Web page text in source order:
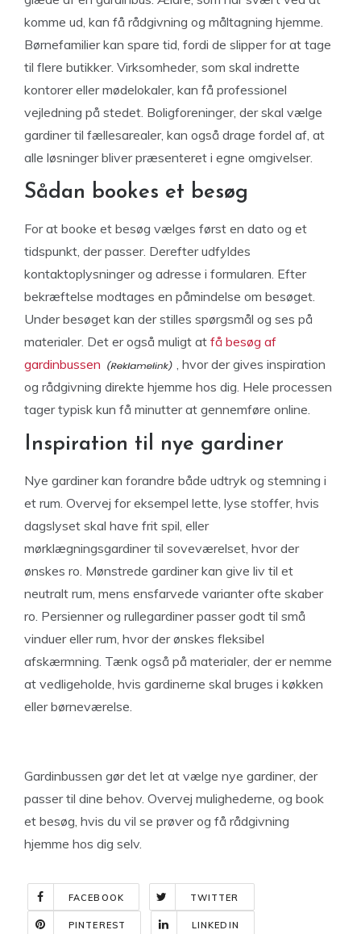
komme ud, kan få rådgivning og måltagning hjemme.
Børnefamilier kan spare tid, fordi de slipper for at tage
til flere butikker. Virksomheder, som skal indrette
kontorer eller mødelokaler, kan få professionel
vejledning på stedet. Boligforeninger, der skal vælge
gardiner til fællesarealer, kan også drage fordel af, at
alle løsninger bliver præsenteret i egne omgivelser.
Sådan bookes et besøg
For at booke et besøg vælges først en dato og et
tidspunkt, der passer. Derefter udfyldes
kontaktoplysninger og adresse i formularen. Efter
bekræftelse modtages en påmindelse om besøget.
Under besøget kan der stilles spørgsmål og ses på
materialer. Det er også muligt at få besøg af
gardinbussen
, hvor der gives inspiration
og rådgivning direkte hjemme hos dig. Hele processen
tager typisk kun få minutter at gennemføre online.
Inspiration til nye gardiner
Nye gardiner kan forandre både udtryk og stemning i
et rum. Overvej for eksempel lette, lyse stoffer, hvis
dagslyset skal have frit spil, eller
mørklægningsgardiner til soveværelset, hvor der
ønskes ro. Mønstrede gardiner kan give liv til et
neutralt rum, mens ensfarvede varianter ofte skaber
ro. Persienner og rullegardiner passer godt til små
vinduer eller rum, hvor der ønskes fleksibel
afskærmning. Tænk også på materialer, der er nemme
at vedligeholde, hvis gardinerne skal bruges i køkken
eller børneværelse.
Gardinbussen gør det let at vælge nye gardiner, der
passer til dine behov. Overvej mulighederne, og book
et besøg, hvis du vil se prøver og få rådgivning
hjemme hos dig selv.
FACEBOOK TWITTER
PINTEREST LINKEDIN